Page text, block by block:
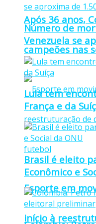
Após 36 anos,
campeões nas
Esporte em
início à
Número de
Venezuela se
Lula tem
França e da
Brasil é eleito
Econômico e